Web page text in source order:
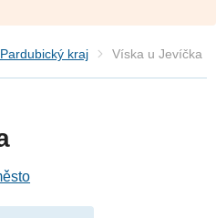
Pardubický kraj Víska u Jevíčka